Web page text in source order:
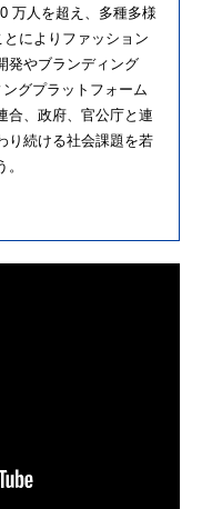
万人を超え、多種多様
によりファッション
発やブランディング
グプラットフォーム
合、政府、官公庁と連
り続ける社会課題を若
。